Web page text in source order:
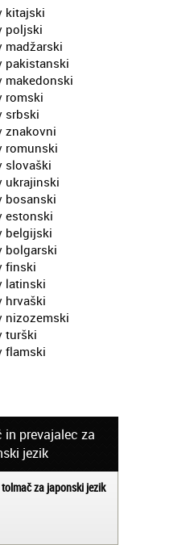
kitajski
poljski
madžarski
pakistanski
makedonski
romski
srbski
znakovni
romunski
slovaški
ukrajinski
bosanski
estonski
belgijski
bolgarski
finski
latinski
hrvaški
nizozemski
turški
flamski
prevajalec za
jezik
za japonski jezik